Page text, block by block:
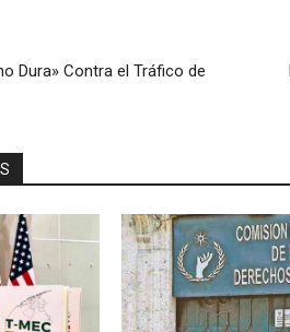
Dura» Contra el Tráfico de